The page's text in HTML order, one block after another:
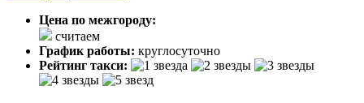
Цена по межгороду:
считаем
График работы: круглосуточно
Рейтинг такси: